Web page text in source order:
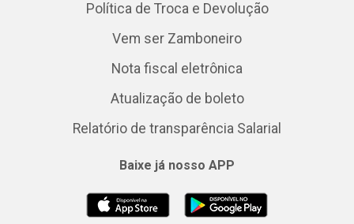
Política de Troca e Devolução
Vem ser Zamboneiro
Nota fiscal eletrônica
Atualização de boleto
Relatório de transparência Salarial
Baixe já nosso APP